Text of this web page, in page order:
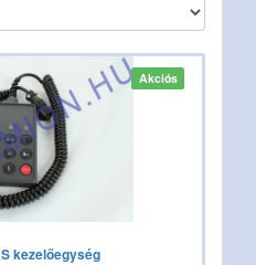
Akciós
kezelőegység